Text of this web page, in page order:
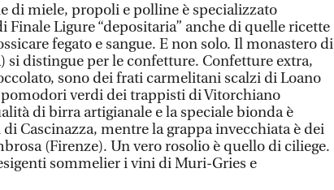
di miele, propoli e polline è specializzato
Finale Ligure “depositaria” anche di quelle ricette
fegato e sangue. E non solo. Il monastero di
si distingue per le confetture. Confetture extra,
sono dei frati carmelitani scalzi di Loano
pomodori verdi dei trappisti di Vitorchiano
di birra artigianale e la speciale bionda è
Cascinazza, mentre la grappa invecchiata è dei
(Firenze). Un vero rosolio è quello di ciliege.
sommelier i vini di Muri-Gries e